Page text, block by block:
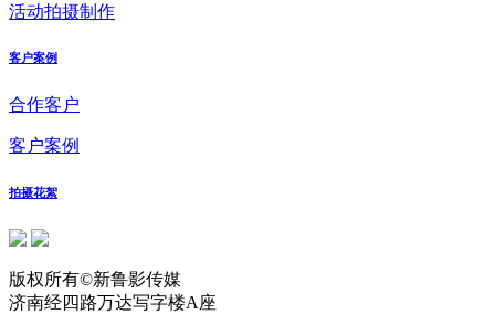
活动拍摄制作
客户案例
合作客户
客户案例
拍摄花絮
版权所有©新鲁影传媒
济南经四路万达写字楼A座